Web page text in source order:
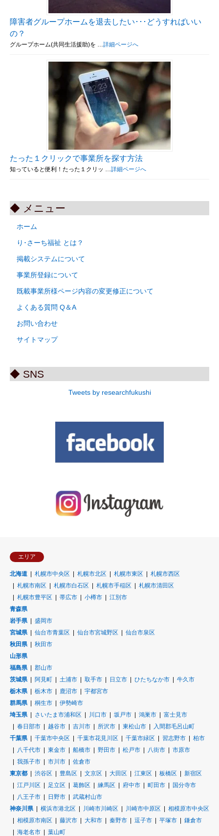
障害者グループホームを退去したい･･･どうすればいい
の？
グループホーム(共同生活援助)を …詳細ページへ
たった１クリックで事業所を探す方法
知っていると便利！たった１クリッ …詳細ページへ
◆ メニュー
ホーム
り･さーち福祉 とは？
掲載システムについて
事業所登録について
既載事業所様ページ内容の変更修正について
よくある質問 Q＆A
お問い合わせ
サイトマップ
◆ SNS
Tweets by researchfukushi
エリア
北海道 札幌市中央区 札幌市北区 札幌市東区
札幌市西区
札幌市南区
札幌市白石区 札幌市手稲区
札幌市清田区
札幌市豊平区
帯広市 小樽市
江別市
青森県
岩手県
盛岡市
宮城県
仙台市青葉区 仙台市宮城野区
仙台市泉区
秋田県
秋田市
山形県
福島県
郡山市
茨城県
阿見町 土浦市 取手市 日立市 ひたちなか市
牛久市
栃木県
栃木市 鹿沼市
宇都宮市
群馬県
桐生市
伊勢崎市
埼玉県
さいたま市浦和区 川口市 坂戸市 鴻巣市
富士見市
春日部市
越谷市 吉川市 所沢市 東松山市
入間郡毛呂山町
千葉県
千葉市中央区 千葉市花見川区 千葉市緑区 習志野市
柏市
八千代市
東金市 船橋市 野田市 松戸市 八街市
市原市
我孫子市
市川市
佐倉市
東京都
渋谷区 豊島区 文京区 大田区 江東区 板橋区
新宿区
江戸川区
足立区 葛飾区 練馬区 府中市 町田市
国分寺市
八王子市
日野市
武蔵村山市
神奈川県
横浜市港北区 川崎市川崎区 川崎市中原区
相模原市中央区
相模原市南区
藤沢市 大和市 秦野市 逗子市 平塚市
鎌倉市
海老名市
葉山町